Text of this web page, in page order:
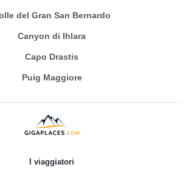
del Gran San Bernardo
Canyon di Ihlara
Capo Drastis
Puig Maggiore
I viaggiatori